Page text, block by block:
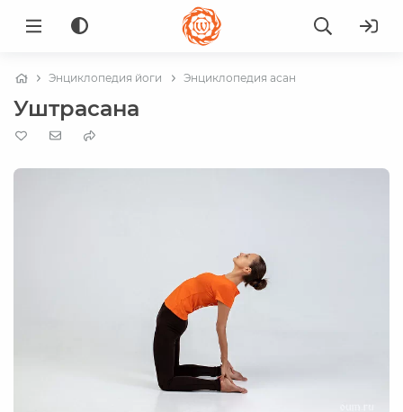
Энциклопедия йоги Энциклопедия асан
Уштрасана